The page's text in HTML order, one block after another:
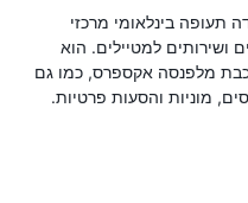
תעופה בינלאומי מרכזי
ושירותים למטיילים. הוא
מלפנסה אקספרס, כמו גם
מוניות והסעות פרטיות.